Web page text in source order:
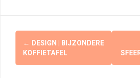
Berichtnavigatie
← DESIGN | BIJZONDERE
KOFFIETAFEL